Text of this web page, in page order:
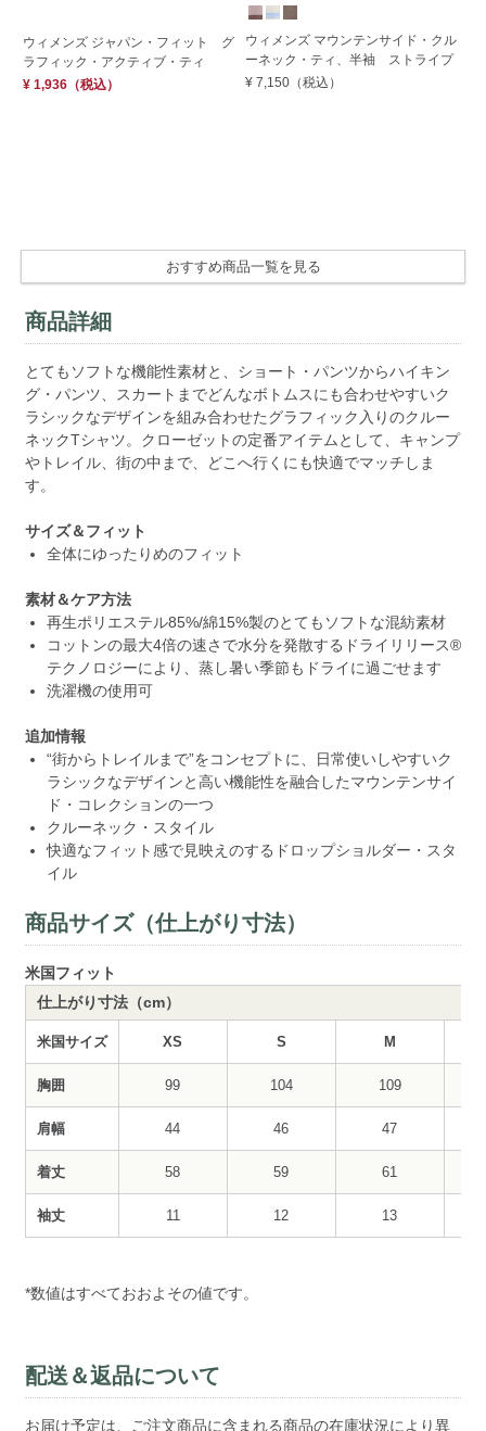
ウィメンズ ジャパン・フィット グ
ラフィック・アクティブ・ティ
¥ 1,936（税込）
ウィメンズ マウンテンサイド・クル
ーネック・ティ、半袖 ストライプ
¥ 7,150 （税込）
おすすめ商品一覧を見る
商品詳細
とてもソフトな機能性素材と、ショート・パンツからハイキン
グ・パンツ、スカートまでどんなボトムスにも合わせやすいク
ラシックなデザインを組み合わせたグラフィック入りのクルー
ネックTシャツ。クローゼットの定番アイテムとして、キャンプ
やトレイル、街の中まで、どこへ行くにも快適でマッチしま
す。
サイズ＆フィット
全体にゆったりめのフィット
素材＆ケア方法
再生ポリエステル85%/綿15%製のとてもソフトな混紡素材
コットンの最大4倍の速さで水分を発散するドライリリース®
テクノロジーにより、蒸し暑い季節もドライに過ごせます
洗濯機の使用可
追加情報
“街からトレイルまで”をコンセプトに、日常使いしやすいク
ラシックなデザインと高い機能性を融合したマウンテンサイ
ド・コレクションの一つ
クルーネック・スタイル
快適なフィット感で見映えのするドロップショルダー・スタ
イル
商品サイズ（仕上がり寸法）
米国フィット
仕上がり寸法（cm）
米国サイズ XS S M
胸囲 99 104 109
肩幅 44 46 47
着丈 58 59 61
袖丈 11 12 13
*数値はすべておおよその値です。
配送＆返品について
お届け予定は、ご注文商品に含まれる商品の在庫状況により異